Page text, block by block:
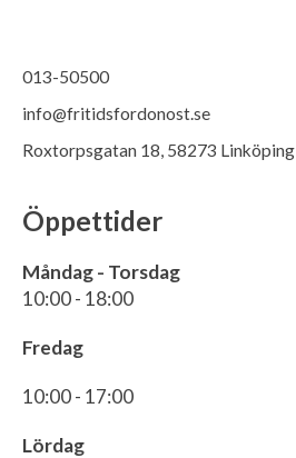
013-50500
info@fritidsfordonost.se
Roxtorpsgatan 18, 58273 Linköping
Öppettider
Måndag - Torsdag
10:00 - 18:00
Fredag
10:00 - 17:00
Lördag